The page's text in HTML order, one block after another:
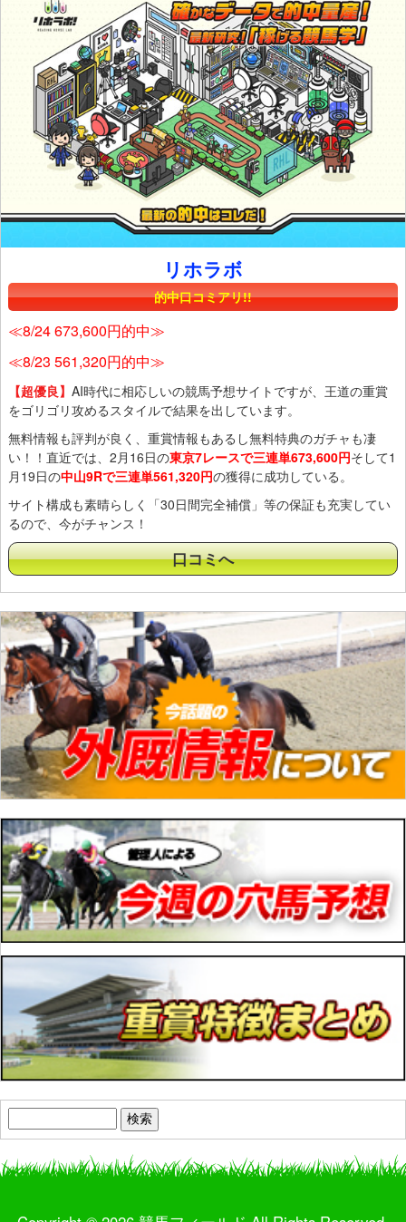
リホラボ
的中口コミアリ!!
≪8/24 673,600円的中≫
≪8/23 561,320円的中≫
【超優良】 AI時代に相応しいの競馬予想サイトですが、王道の重賞
をゴリゴリ攻めるスタイルで結果を出しています。
無料情報も評判が良く、重賞情報もあるし無料特典のガチャも凄
い！！直近では、2月16日の東京7レースで三連単673,600円そして1
月19日の中山9Rで三連単561,320円の獲得に成功している。
サイト構成も素晴らしく「30日間完全補償」等の保証も充実してい
るので、今がチャンス！
口コミへ
索: